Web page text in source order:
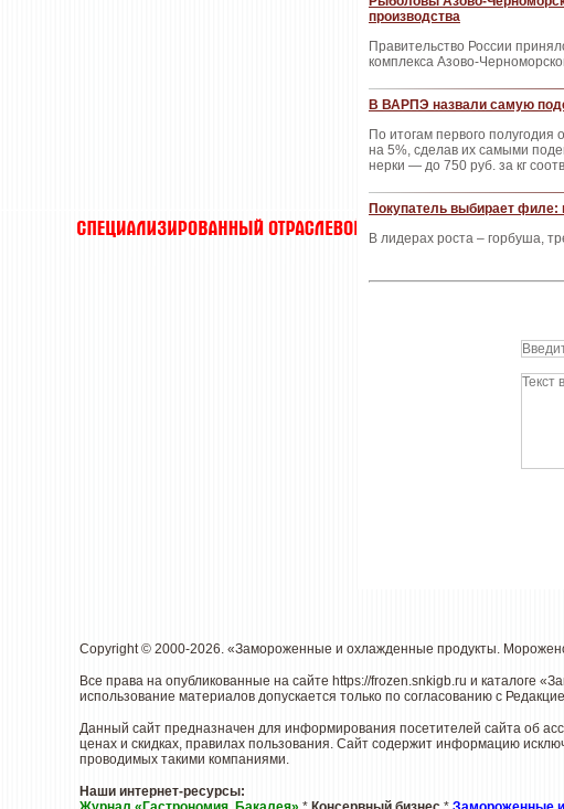
производства
Правительство России
комплекса Азово-
В ВАРПЭ назвали самую
По итогам первого
на 5%, сделав их самыми
нерки — до 750 руб. за кг
Покупатель выбирает
В лидерах роста – горбуша,
Copyright © 2000-2026. «Замороженные и охлажденные продукты.
Все права на опубликованные на сайте https://frozen.snkigb.ru и каталоге
использование материалов допускается только по согласованию с
Данный сайт предназначен для информирования посетителей сайта об
ценах и скидках, правилах пользования. Сайт содержит информацию
проводимых такими компаниями.
Наши интернет-ресурсы: